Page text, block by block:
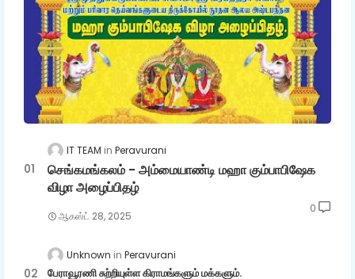
IT TEAM Peravurani
செங்கமங்கலம் - அம்மையாண்டி மஹா கும்பாபிஷேக
விழா அழைப்பிதழ்
ஆகஸ்ட் 28, 2025
0
Unknown Peravurani
பேராவூரணி சுற்றியுள்ள கிராமங்களும் மக்களும்.